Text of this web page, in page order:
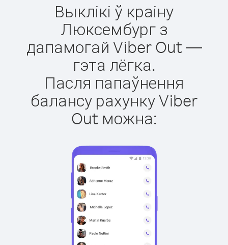
Выклікі ў краіну
Люксембург з
дапамогай Viber Out —
гэта лёгка.
Пасля папаўнення
балансу рахунку Viber
Out можна: